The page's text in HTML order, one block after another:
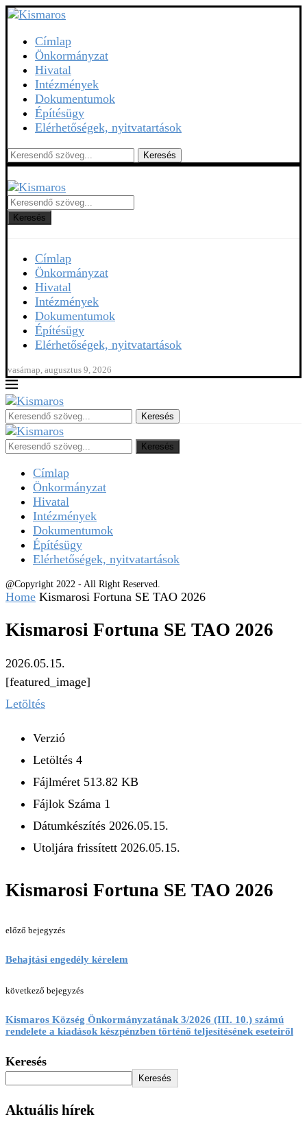
Címlap
Önkormányzat
Hivatal
Intézmények
Dokumentumok
Építésügy
Elérhetőségek, nyitvatartások
Keresés
Keresés
Címlap
Önkormányzat
Hivatal
Intézmények
Dokumentumok
Építésügy
Elérhetőségek, nyitvatartások
vasárnap, augusztus 9, 2026
Keresés
Keresés
Címlap
Önkormányzat
Hivatal
Intézmények
Dokumentumok
Építésügy
Elérhetőségek, nyitvatartások
@Copyright 2022 - All Right Reserved.
Home Kismarosi Fortuna SE TAO 2026
Kismarosi Fortuna SE TAO 2026
2026.05.15.
[featured_image]
Letöltés
Verzió
Letöltés 4
Fájlméret 513.82 KB
Fájlok Száma 1
Dátumkészítés 2026.05.15.
Utoljára frissített 2026.05.15.
Kismarosi Fortuna SE TAO 2026
előző bejegyzés
Behajtási engedély kérelem
következő bejegyzés
Kismaros Község Önkormányzatának 3/2026 (III. 10.) számú
rendelete a kiadások készpénzben történő teljesítésének eseteiről
Keresés
Keresés
Aktuális hírek